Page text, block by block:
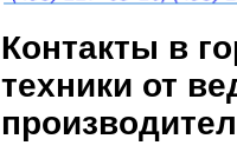
Контакты в
техники от